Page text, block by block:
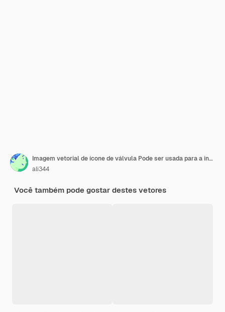
Imagem vetorial de ícone de válvula Pode ser usada para a indústria de gasolina
ali344
Você também pode gostar destes vetores